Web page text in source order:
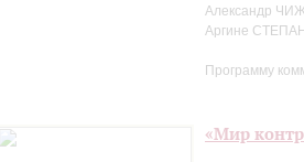
Александр
Аргине
Программу
«Мир